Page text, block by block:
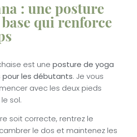
: une posture
base qui renforce
est une posture de yoga
les débutants. Je vous
avec les deux pieds
sol.
soit correcte, rentrez le
le dos et maintenez les